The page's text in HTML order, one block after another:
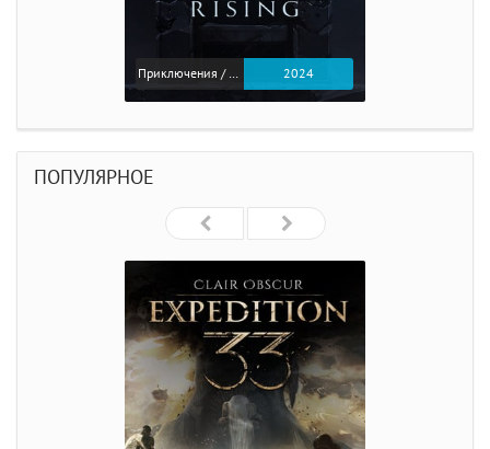
Приключения / Экшен 2024
ПОПУЛЯРНОЕ